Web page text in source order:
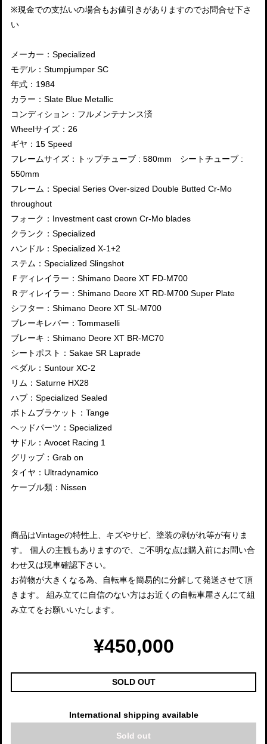
※現金での支払いの場合もお値引きがありますのでお問合せ下さ
い
メーカー：Specialized
モデル：Stumpjumper SC
年式：1984
カラー：Slate Blue Metallic
コンディション：フルメンテナンス済
Wheelサイズ：26
ギヤ：15 Speed
フレームサイズ：トップチューブ : 580mm シートチューブ :
550mm
フレーム：Special Series Over-sized Double Butted Cr-Mo
throughout
フォーク：Investment cast crown Cr-Mo blades
クランク：Specialized
ハンドル：Specialized X-1+2
ステム：Specialized Slingshot
Ｆディレイラー：Shimano Deore XT FD-M700
Ｒディレイラー：Shimano Deore XT RD-M700 Super Plate
シフター：Shimano Deore XT SL-M700
ブレーキレバー：Tommaselli
ブレーキ：Shimano Deore XT BR-MC70
シートポスト：Sakae SR Laprade
ペダル：Suntour XC-2
リム：Saturne HX28
ハブ：Specialized Sealed
ボトムブラケット：Tange
ヘッドパーツ：Specialized
サドル：Avocet Racing 1
グリップ：Grab on
タイヤ：Ultradynamico
ケーブル類：Nissen
商品はVintageの特性上、キズやサビ、塗装の剥がれ等が有りま
す。 個人の主観もありますので、ご不明な点は購入前にお問い合
わせ又は現車確認下さい。
お荷物が大きくなる為、自転車を簡易的に分解して発送させて頂
きます。 組み立てに自信のない方はお近くの自転車屋さんにて組
み立てをお願いいたします。
¥450,000
SOLD OUT
International shipping available
Sold out